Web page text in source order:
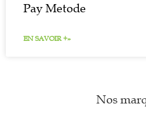
Pay Metode
EN SAVOIR +»
Nos